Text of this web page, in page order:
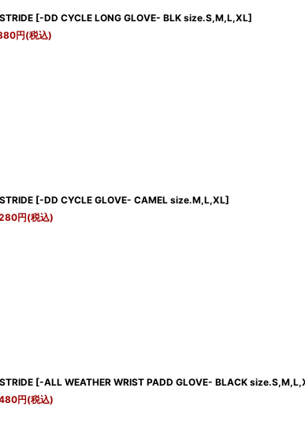
[-DD CYCLE LONG GLOVE- BLK size.S,M,L,XL]
円(税込)
[-DD CYCLE GLOVE- CAMEL size.M,L,XL]
円(税込)
[-ALL WEATHER WRIST PADD GLOVE- BLACK
円(税込)